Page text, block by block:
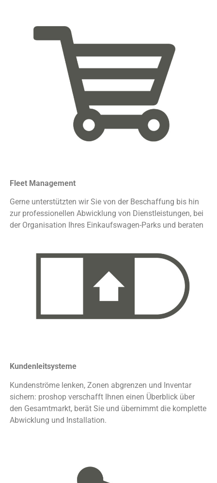
Fleet Management
Gerne unterstützten wir Sie von der Beschaffung bis hin
zur professionellen Abwicklung von Dienstleistungen, bei
der Organisation Ihres Einkaufswagen-Parks und beraten
Kundenleitsysteme
Kundenströme lenken, Zonen abgrenzen und Inventar
sichern: proshop verschafft Ihnen einen Überblick über
den Gesamtmarkt, berät Sie und übernimmt die komplette
Abwicklung und Installation.